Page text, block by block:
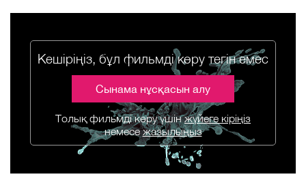
Кешіріңіз, бұл фильмді көру тегін емес
Сынама нұсқасын алу
Толық фильмді көру үшінжүйеге кіріңіз
немесежазылыңыз